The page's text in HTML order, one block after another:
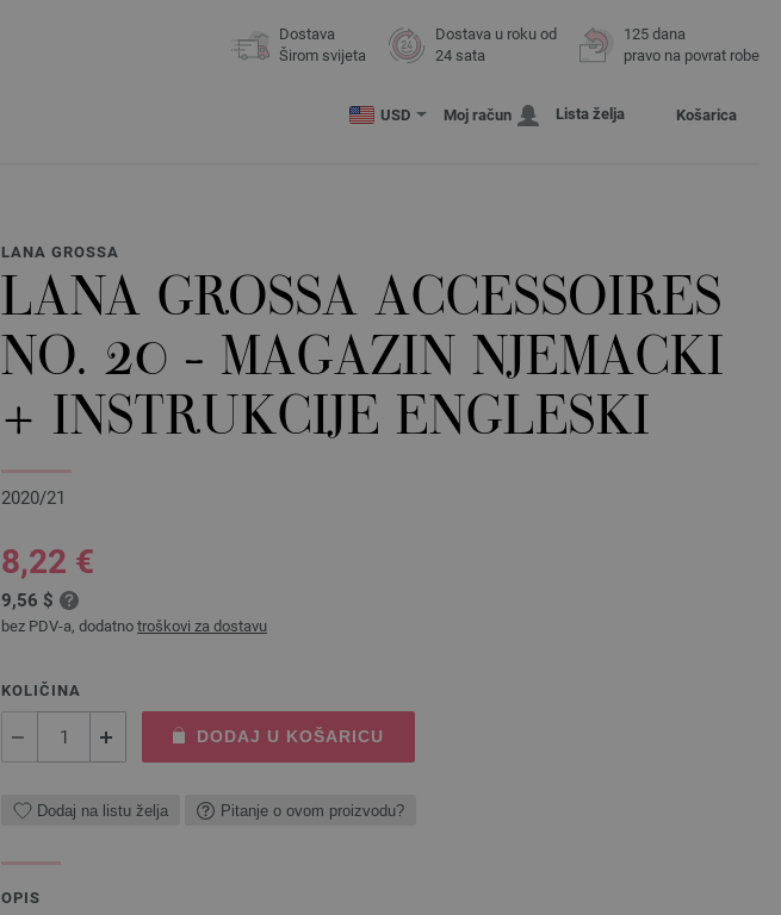
Dostava
Širom svijeta
Dostava u roku od
24 sata
125 dana
pravo na povrat robe
USD Moj račun Lista želja Košarica
LANA GROSSA
LANA GROSSA ACCESSOIRES
NO. 20 - MAGAZIN NJEMACKI
+ INSTRUKCIJE ENGLESKI
2020/21
8,22 €
9,56 $
bez PDV-a, dodatno troškovi za dostavu
KOLIČINA
DODAJ U KOŠARICU
Dodaj na listu želja Pitanje o ovom proizvodu?
OPIS